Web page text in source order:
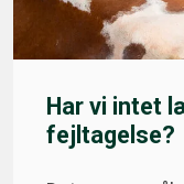
Har vi intet
fejltagelse?